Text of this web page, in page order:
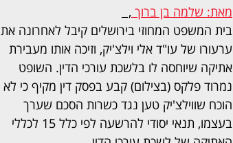
מאת: שלמה בן ברוך ,
בית המשפט המחוזי בירושלים קיבל לאחרונה את
ערעורו של עו"ד אלי וילצ'יק, וזיכה אותו מעבירת
אתיקה שיוחסה לו בלשכת עורכי הדין. השופט
נמרוד פלקס (בצילום) קבע בפסק דין מקיף כי לא
הוכח שווילצ'יק טען נגד כשרות הסכם שערך
בעצמו, תנאי יסודי להרשעה לפי כלל 15 לכללי